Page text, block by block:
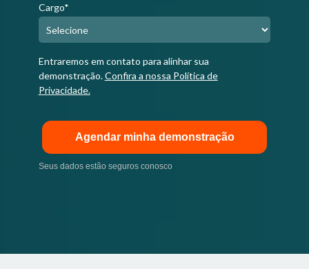
Cargo*
Entraremos em contato para alinhar sua
demonstração.Confira a nossa Política de
Privacidade.
Agendar minha demonstração
Seus dados estão seguros conosco